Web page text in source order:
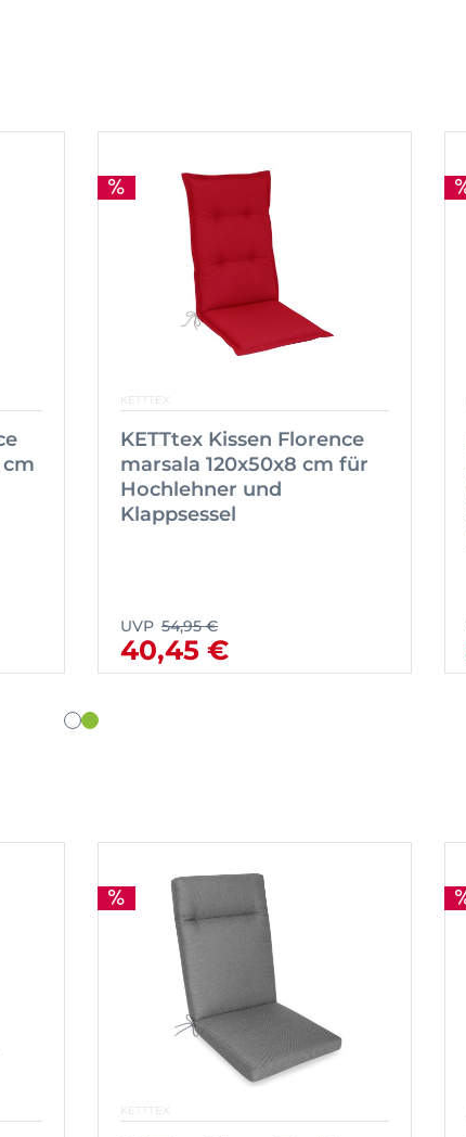
KETTTEX
KETTtex Kissen Florence
marsala 120x50x8 cm für
Hochlehner und
Klappsessel
UVP 54,95 €
40,45 €
KETTTEX